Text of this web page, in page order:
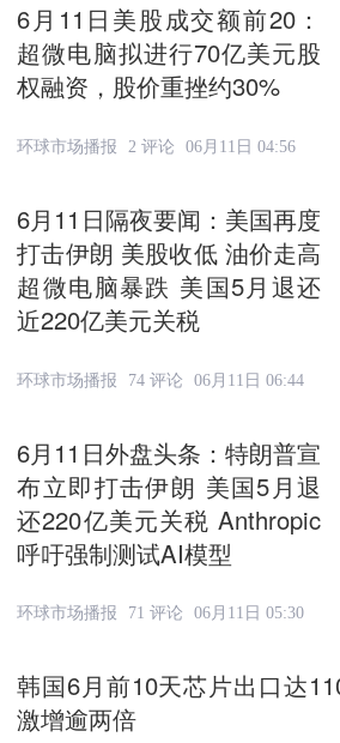
6月11日美股成交额前20：
超微电脑拟进行70亿美元股
权融资，股价重挫约30%
环球市场播报 2 评论 06月11日 04:56
6月11日隔夜要闻：美国再度
打击伊朗 美股收低 油价走高
超微电脑暴跌 美国5月退还
近220亿美元关税
环球市场播报 74 评论 06月11日 06:44
6月11日外盘头条：特朗普宣
布立即打击伊朗 美国5月退
还220亿美元关税 Anthropic
呼吁强制测试AI模型
环球市场播报 71 评论 06月11日 05:30
韩国6月前10天芯片出口达
激增逾两倍